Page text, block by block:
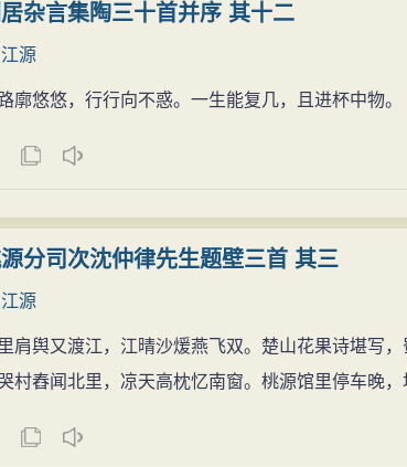
杂言集陶三十首并序 其十二
江源
廓悠悠，行行向不惑。一生能复几，且进杯中物。
分司次沈仲律先生题壁三首 其三
江源
肩舆又渡江，江晴沙煖燕飞双。楚山花果诗堪写，
村舂闻北里，凉天高枕忆南窗。桃源馆里停车晚，